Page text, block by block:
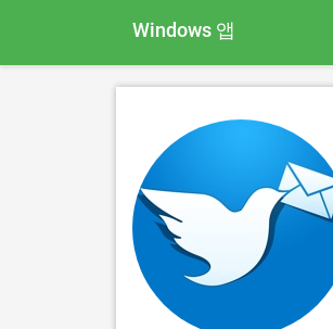
Windows 앱